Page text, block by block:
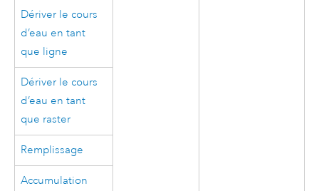
Dériver le cours
d’eau en tant
que ligne
Dériver le cours
d’eau en tant
que raster
Remplissage
Accumulation